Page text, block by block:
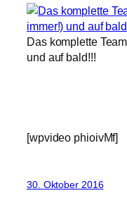
Das komplette
und auf bald!!!
[wpvideo phioivMf]
30. Oktober 2016